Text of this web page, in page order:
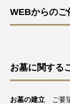
WEBからのご
お墓に関する
お墓の建立 ご要